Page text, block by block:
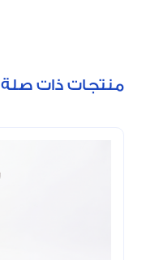
منتجات ذات صلة